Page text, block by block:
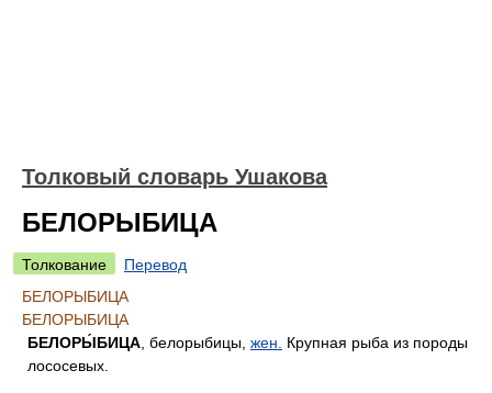
Толковый словарь Ушакова
БЕЛОРЫБИЦА
Толкование
Перевод
БЕЛОРЫБИЦА
БЕЛОРЫБИЦА
БЕЛОРЫ́БИЦА , белорыбицы, жен.
Крупная рыба из породы
лососевых.